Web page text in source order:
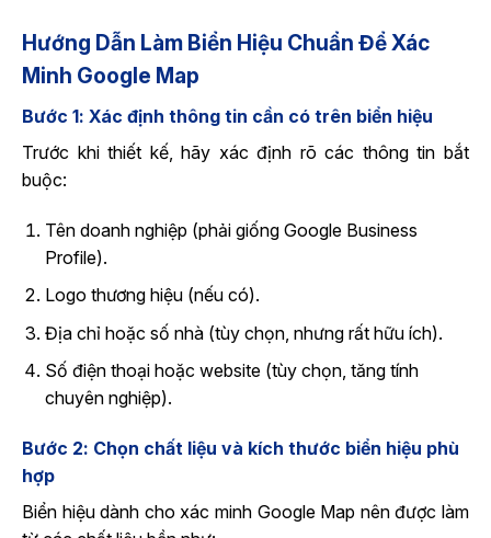
Hướng Dẫn Làm Biển Hiệu Chuẩn Để Xác
Minh Google Map
Bước 1: Xác định thông tin cần có trên biển hiệu
Trước khi thiết kế, hãy xác định rõ các thông tin bắt
buộc:
Tên doanh nghiệp (phải giống Google Business
Profile).
Logo thương hiệu (nếu có).
Địa chỉ hoặc số nhà (tùy chọn, nhưng rất hữu ích).
Số điện thoại hoặc website (tùy chọn, tăng tính
chuyên nghiệp).
Bước 2: Chọn chất liệu và kích thước biển hiệu phù
hợp
Biển hiệu dành cho xác minh Google Map nên được làm